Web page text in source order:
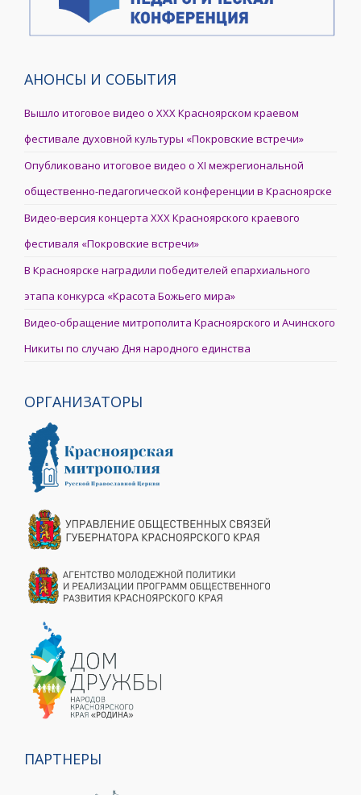
АНОНСЫ И СОБЫТИЯ
Вышло итоговое видео о XXX Красноярском краевом
фестивале духовной культуры «Покровские встречи»
Опубликовано итоговое видео о XI межрегиональной
общественно-педагогической конференции в Красноярске
Видео-версия концерта XXX Красноярского краевого
фестиваля «Покровские встречи»
В Красноярске наградили победителей епархиального
этапа конкурса «Красота Божьего мира»
Видео-обращение митрополита Красноярского и Ачинского
Никиты по случаю Дня народного единства
ОРГАНИЗАТОРЫ
ПАРТНЕРЫ